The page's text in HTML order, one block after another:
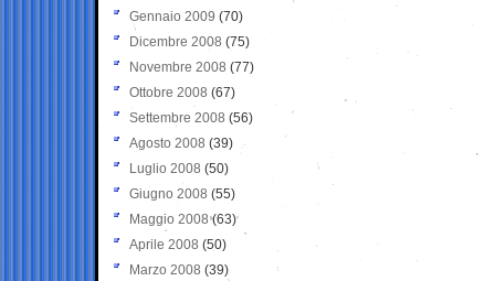
Gennaio 2009 (70)
Dicembre 2008 (75)
Novembre 2008 (77)
Ottobre 2008 (67)
Settembre 2008 (56)
Agosto 2008 (39)
Luglio 2008 (50)
Giugno 2008 (55)
Maggio 2008(63)
Aprile 2008 (50)
Marzo 2008 (39)